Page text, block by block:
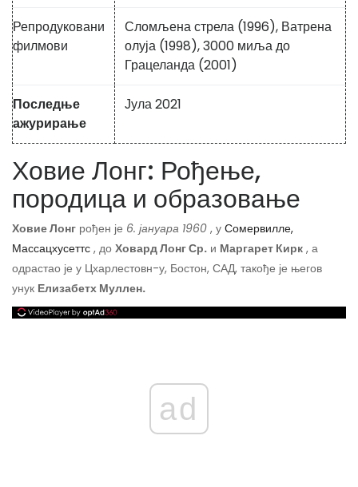
Репродуковани
филмови
Сломљена стрела (1996), Ватрена
олуја (1998), 3000 миља до
Грацеланда (2001)
Последње
ажурирање
Јула 2021
Ховие Лонг: Рођење,
породица и образовање
Ховие Лонг рођен је 6. јануара 1960 , у Сомервилле,
Массацхусеттс , до Ховард Лонг Ср. и Маргарет Кирк , а
одрастао је у Цхарлестовн-у, Бостон, САД, такође је његов
унук Елизабетх Муллен.
ad